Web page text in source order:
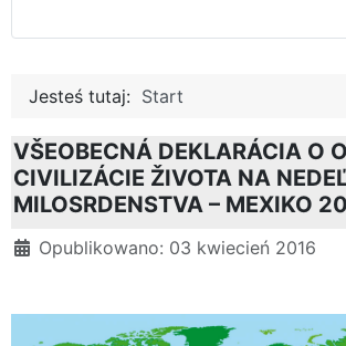
Jesteś tutaj: Start
VŠEOBECNÁ DEKLARÁCIA O
CIVILIZÁCIE ŽIVOTA NA
MILOSRDENSTVA – MEXIKO
Szczegóły
Opublikowano: 03 kwiecień 2016